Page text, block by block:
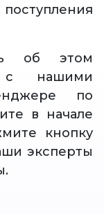
об этом
с нашими
по
в начале
кнопку
эксперты